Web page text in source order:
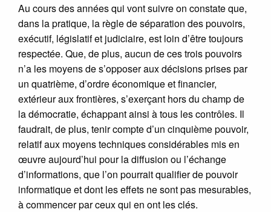
Au cours des années qui vont suivre on constate que,
dans la pratique, la règle de séparation des pouvoirs,
exécutif, législatif et judiciaire, est loin d’être toujours
respectée. Que, de plus, aucun de ces trois pouvoirs
n’a les moyens de s’opposer aux décisions prises par
un quatrième, d’ordre économique et financier,
extérieur aux frontières, s’exerçant hors du champ de
la démocratie, échappant ainsi à tous les contrôles. Il
faudrait, de plus, tenir compte d’un cinquième pouvoir,
relatif aux moyens techniques considérables mis en
œuvre aujourd’hui pour la diffusion ou l’échange
d’informations, que l’on pourrait qualifier de pouvoir
informatique et dont les effets ne sont pas mesurables,
à commencer par ceux qui en ont les clés.